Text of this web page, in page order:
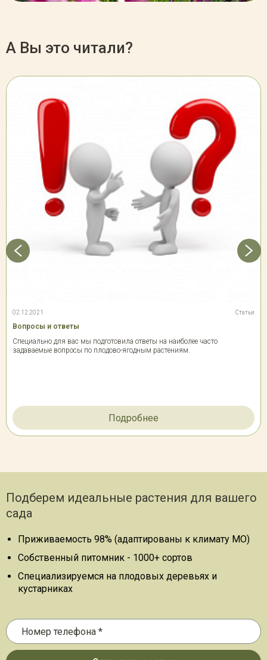
А Вы это читали?
02.12.2021 Статьи
Вопросы и ответы
Специально для вас мы подготовила ответы на наиболее часто
задаваемые вопросы по плодово-ягодным растениям.
Подробнее
Подберем идеальные растения для вашего
сада
Приживаемость 98% (адаптированы к климату МО)
Собственный питомник - 1000+ сортов
Специализируемся на плодовых деревьях и
кустарниках